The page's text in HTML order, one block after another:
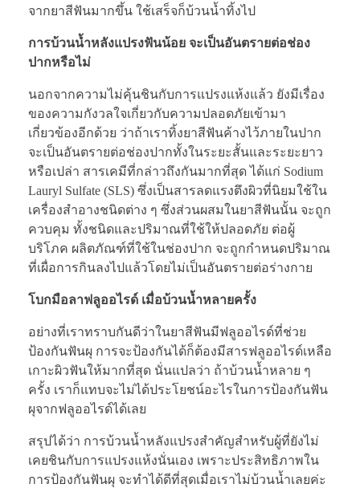
จากยาสีฟันมากขึ้น ใช้เสร็จก็บ้วนน้ำทิ้งไป
การบ้วนน้ำหลังแปรงฟันน้อย จะเป็นอันตรายต่อช่อง
ปากหรือไม่
นอกจากความไม่คุ้นชินกับการแปรงแห้งแล้ว ยังมีเรื่อง
ของความกังวลใจเกี่ยวกับความปลอดภัยเข้ามา
เกี่ยวข้องอีกด้วย ว่าถ้าเราทิ้งยาสีฟันค้างไว้ภายในปาก
จะเป็นอันตรายต่อช่องปากทั้งในระยะสั้นและระยะยาว
หรือเปล่า สารเคมีที่กล่าวถึงกันมากที่สุด ได้แก่ Sodium
Lauryl Sulfate (SLS) ซึ่งเป็นสารลดแรงตึงผิวที่นิยมใช้ใน
เครื่องสำอางชนิดต่าง ๆ ซึ่งส่วนผสมในยาสีฟันนั้น จะถูก
ควบคุม ทั้งชนิดและปริมาณที่ใช้ให้ปลอดภัย ต่อผู้
บริโภค ผลิตภัณฑ์ที่ใช้ในช่องปาก จะถูกกำหนดปริมาณ
ที่เผื่อการกินลงไปแล้วโดยไม่เป็นอันตรายต่อร่างกาย
โบกมือลาฟลูออไรด์ เมื่อบ้วนน้ำหลายครั้ง
อย่างที่เราทราบกันดีว่าในยาสีฟันมีฟลูออไรด์ที่ช่วย
ป้องกันฟันผุ การจะป้องกันได้ก็ต้องมีสารฟลูออไรด์เหลือ
เกาะผิวฟันให้มากที่สุด นั่นแปลว่า ถ้าบ้วนน้ำหลาย ๆ
ครั้ง เราก็แทบจะไม่ได้ประโยชน์อะไรในการป้องกันฟัน
ผุจากฟลูออไรด์ได้เลย
สรุปได้ว่า การบ้วนน้ำหลังแปรงสำคัญสำหรับผู้ที่ยังไม่
เคยชินกับการแปรงแห้งนั่นเอง เพราะประสิทธิภาพใน
การป้องกันฟันผุ จะทำได้ดีที่สุดเมื่อเราไม่บ้วนน้ำเลยค่ะ